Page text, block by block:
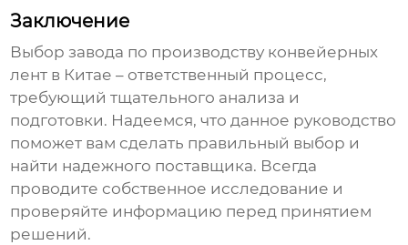
Заключение
Выбор завода по производству конвейерных
лент в Китае – ответственный процесс,
требующий тщательного анализа и
подготовки. Надеемся, что данное руководство
поможет вам сделать правильный выбор и
найти надежного поставщика. Всегда
проводите собственное исследование и
проверяйте информацию перед принятием
решений.